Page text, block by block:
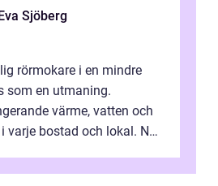
Sjöberg
rörmokare i en mindre
som en utmaning.
värme, vatten och
varje bostad och lokal. När